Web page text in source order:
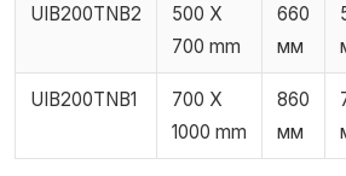
UIB200TNB2
500 X
700 mm
660
мм
UIB200TNB1
700 X
1000 mm
860
мм